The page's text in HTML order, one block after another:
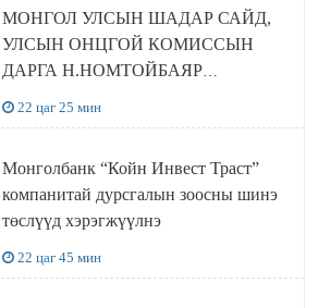
МОНГОЛ УЛСЫН ШАДАР САЙД,
УЛСЫН ОНЦГОЙ КОМИССЫН
ДАРГА Н.НОМТОЙБАЯР
ӨМНӨГОВЬ АЙМАГТ
АЖИЛЛАЛАА
22 цаг 25 мин
Монголбанк “Койн Инвест Траст”
компанитай дурсгалын зоосны шинэ
төслүүд хэрэгжүүлнэ
22 цаг 45 мин